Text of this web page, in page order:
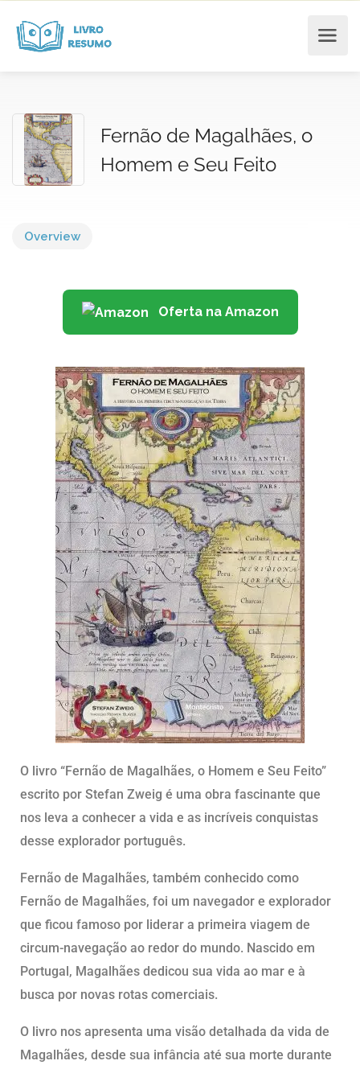
Fernão de Magalhães, o
Homem e Seu Feito
Overview
Oferta na Amazon
O livro “Fernão de Magalhães, o Homem e Seu Feito”
escrito por Stefan Zweig é uma obra fascinante que
nos leva a conhecer a vida e as incríveis conquistas
desse explorador português.
Fernão de Magalhães, também conhecido como
Fernão de Magalhães, foi um navegador e explorador
que ficou famoso por liderar a primeira viagem de
circum-navegação ao redor do mundo. Nascido em
Portugal, Magalhães dedicou sua vida ao mar e à
busca por novas rotas comerciais.
O livro nos apresenta uma visão detalhada da vida de
Magalhães, desde sua infância até sua morte durante